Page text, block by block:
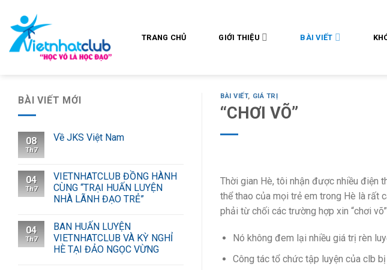
content
TRANG CHỦ GIỚI THIỆU BÀI VIẾT
BÀI VIẾT MỚI
08
Th7
Về JKS Việt Nam
04
Th7
VIETNHATCLUB ĐỒNG HÀNH
CÙNG “TRẠI HUẤN LUYỆN
NHÀ LÃNH ĐẠO TRẺ”
04
Th7
BAN HUẤN LUYỆN
VIETNHATCLUB VÀ KỲ NGHỈ
HÈ TẠI ĐẢO NGỌC VỪNG
BÀI VIẾT, GIÁ TRỊ
“CHƠI VÕ”
Thời gian Hè, tôi nhận được nhiều điện
thể thao của mọi trẻ em trong Hè là rất
phải từ chối các trường hợp xin “chơi
Nó không đem lại nhiều giá trị rèn
Công tác tổ chức tập luyện của clb